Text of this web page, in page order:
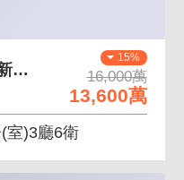
15%
16,000萬
13,600萬
嚴選【陽明山】永公路全新景觀電梯別墅
室)3廳6衛